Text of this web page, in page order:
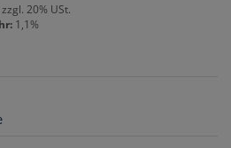
20% USt.
1,1%